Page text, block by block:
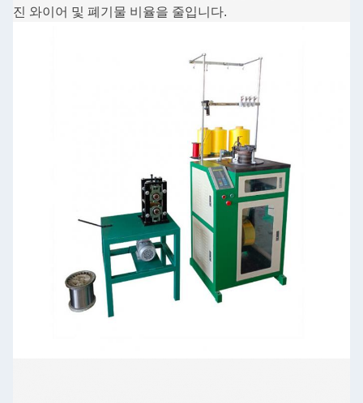
진 와이어 및 폐기물 비율을 줄입니다.